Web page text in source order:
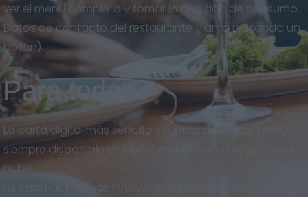
ver el menú completo y tomar la decisión de consumo.
Datos de contacto del restaurante (llama pulsando un
botón).
Para todos
La carta digital más sencilla y rápida de utilizar. Menú
siempre disponible en nuestra plataforma segura en la
nube.
La carta digital más innovadora de Costa Rica.